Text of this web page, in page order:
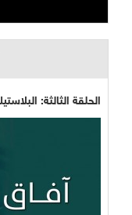
الحلقة الثالثة: